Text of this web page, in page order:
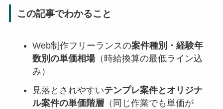
この記事でわかること
Web制作フリーランスの案件種別・経験年
数別の単価相場（時給換算の最低ライン込
み）
見落とされやすいテンプレ案件とオリジナ
ル案件の単価階層（同じ作業でも単価が